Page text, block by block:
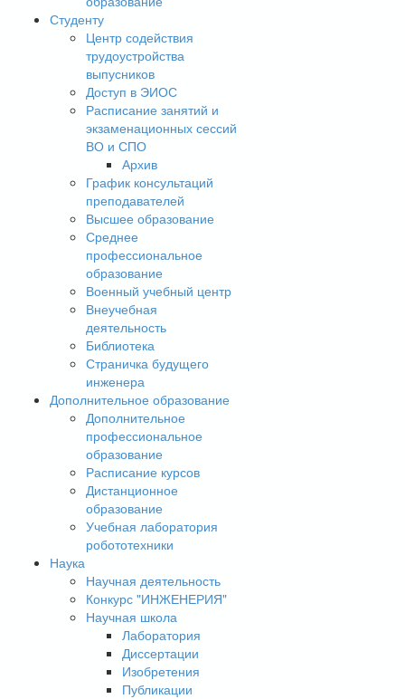
Студенту
Центр содействия
трудоустройства
выпусников
Доступ в ЭИОС
Расписание занятий и
экзаменационных сессий
ВО и СПО
Архив
График консультаций
преподавателей
Высшее образование
Среднее
профессиональное
образование
Военный учебный центр
Внеучебная
деятельность
Библиотека
Страничка будущего
инженера
Дополнительное образование
Дополнительное
профессиональное
образование
Расписание курсов
Дистанционное
образование
Учебная лаборатория
робототехники
Наука
Научная деятельность
Конкурс "ИНЖЕНЕРИЯ"
Научная школа
Лаборатория
Диссертации
Изобретения
Публикации